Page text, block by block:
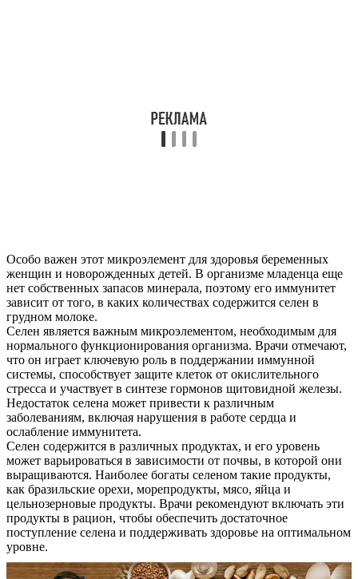
Особо важен этот микроэлемент для здоровья беременных
женщин и новорожденных детей. В организме младенца еще
нет собственных запасов минерала, поэтому его иммунитет
зависит от того, в каких количествах содержится селен в
грудном молоке.
Селен является важным микроэлементом, необходимым для
нормального функционирования организма. Врачи отмечают,
что он играет ключевую роль в поддержании иммунной
системы, способствует защите клеток от окислительного
стресса и участвует в синтезе гормонов щитовидной железы.
Недостаток селена может привести к различным
заболеваниям, включая нарушения в работе сердца и
ослабление иммунитета.
Селен содержится в различных продуктах, и его уровень
может варьироваться в зависимости от почвы, в которой они
выращиваются. Наиболее богаты селеном такие продукты,
как бразильские орехи, морепродукты, мясо, яйца и
цельнозерновые продукты. Врачи рекомендуют включать эти
продукты в рацион, чтобы обеспечить достаточное
поступление селена и поддерживать здоровье на оптимальном
уровне.